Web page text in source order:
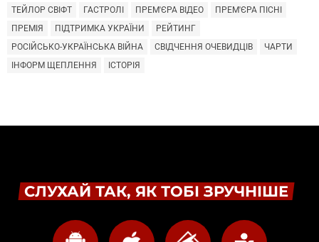
ТЕЙЛОР СВІФТ
ГАСТРОЛІ ПРЕМ'ЄРА ВІДЕО
ПРЕМ'ЄРА ПІСНІ
ПРЕМІЯ
ПІДТРИМКА УКРАЇНИ
РЕЙТИНГ
РОСІЙСЬКО-УКРАЇНСЬКА ВІЙНА
СВІДЧЕННЯ ОЧЕВИДЦІВ
ЧАРТИ
ІНФОРМ ЩЕПЛЕННЯ
ІСТОРІЯ
СЛУХАЙ ТАК, ЯК ТОБІ ЗРУЧНІШЕ